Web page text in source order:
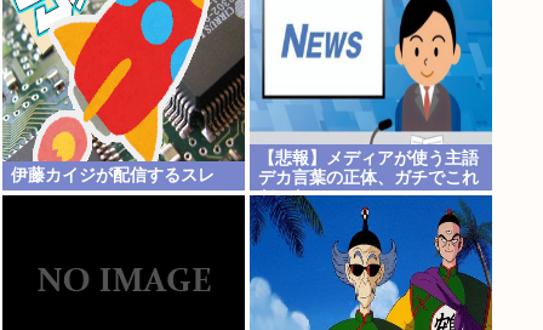
伊藤カイジが配信するスレ
【悲報】メディアが使う主語
デカ言葉の正体、ガチでこれ
だったwww